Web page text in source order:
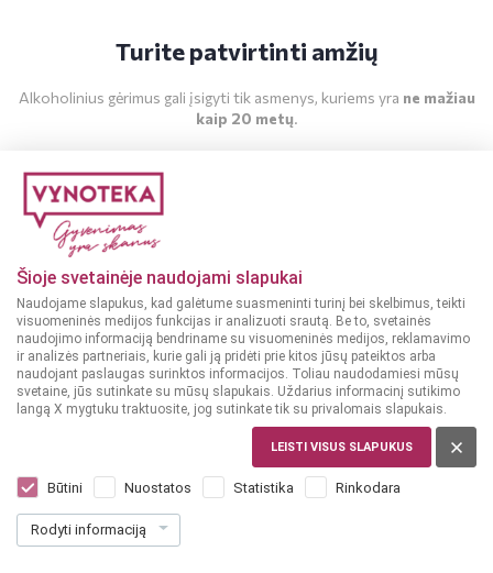
Šioje svetainėje naudojami slapukai
Naudojame slapukus, kad galėtume suasmeninti turinį bei skelbimus, teikti
visuomeninės medijos funkcijas ir analizuoti srautą. Be to, svetainės
naudojimo informaciją bendriname su visuomeninės medijos, reklamavimo
ir analizės partneriais, kurie gali ją pridėti prie kitos jūsų pateiktos arba
naudojant paslaugas surinktos informacijos. Toliau naudodamiesi mūsų
svetaine, jūs sutinkate su mūsų slapukais. Uždarius informacinį sutikimo
langą X mygtuku traktuosite, jog sutinkate tik su privalomais slapukais.
LEISTI VISUS SLAPUKUS
Būtini Nuostatos Statistika Rinkodara
Rodyti informaciją
Turite patvirtinti amžių
Alkoholinius gėrimus gali įsigyti tik asmenys, kuriems yra ne mažiau
kaip 20 metų.
Dar nėra balsų, galite įvertinti
2699€ 26.99 € / L